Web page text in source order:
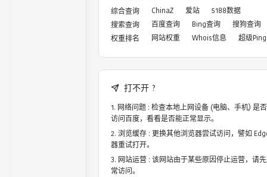
综合查询 ChinaZ 爱站
5188数据
搜索查询
百度查询 Bing查询
搜狗查询
权重排名
网站权重 Whois信息 超级Ping
打不开 ?
网络问题 : 检查本地上网设备 (电脑、手机) 是
访问百度，看看是否能正常显示。
浏览缓存 : 更换其他浏览器尝试访问，譬如
器重试打开。
网站运营 : 该网站由于某些原因停止运营，请
常访问。